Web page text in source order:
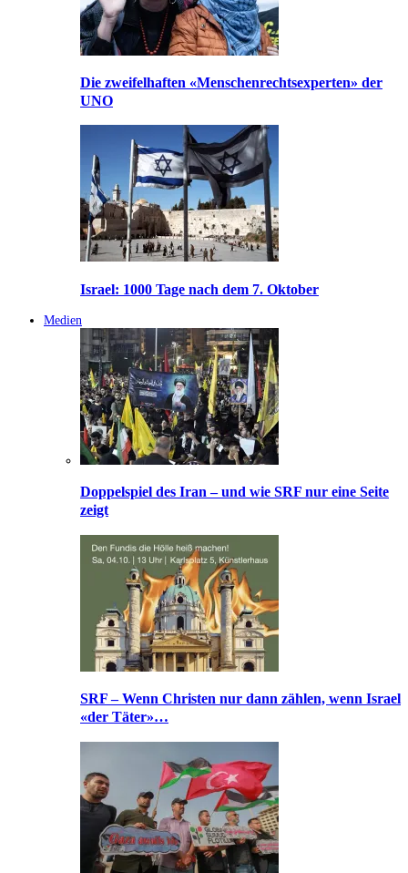
Die zweifelhaften «Menschenrechtsexperten» der
UNO
Israel: 1000 Tage nach dem 7. Oktober
Medien
Doppelspiel des Iran – und wie SRF nur eine Seite
zeigt
SRF – Wenn Christen nur dann zählen, wenn Israel
«der Täter»…